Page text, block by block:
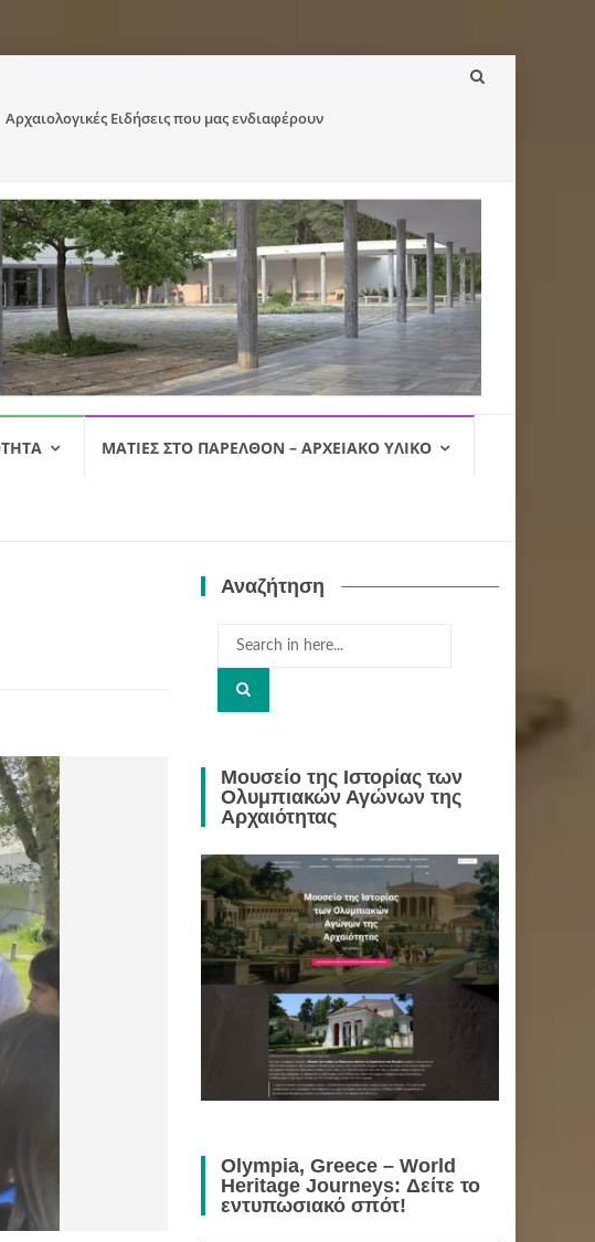
Αρχαιολογικές Ειδήσεις που μας ενδιαφέρουν
ΜΑΤΙΈΣ ΣΤΟ ΠΑΡΕΛΘΌΝ – ΑΡΧΕΙΑΚΌ ΥΛΙΚΌ
Αναζήτηση
Search
Μουσείο της Ιστορίας των
Ολυμπιακών Αγώνων της
Αρχαιότητας
Olympia, Greece – World
Heritage Journeys: Δείτε το
εντυπωσιακό σπότ!